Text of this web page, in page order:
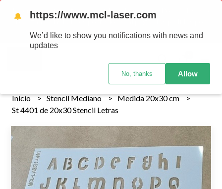
Tenemos envios a todo el pais!........ Los envios Por MENOR se
realizan 48 hs habiles porteriores al pago , los pedidos por
MAYOR se envian 7 dias posteriores al pago del pedido
Inicio Stencil Mediano
Medida 20x30 cm
St 4401 de 20x30 Stencil Letras
🔔 https://www.mcl-laser.com
We’d like to show you notifications with news and
updates
No, thanks Allow